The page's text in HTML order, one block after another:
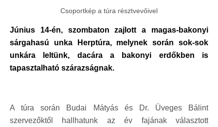
Csoportkép a túra résztvevőivel
Június 14-én, szombaton zajlott a magas-bakonyi
sárgahasú unka Herptúra, melynek során sok-sok
unkára leltünk, dacára a bakonyi erdőkben is
tapasztalható szárazságnak.
A túra során Budai Mátyás és Dr. Üveges Bálint
szervezőktől hallhatunk az év fajának választott